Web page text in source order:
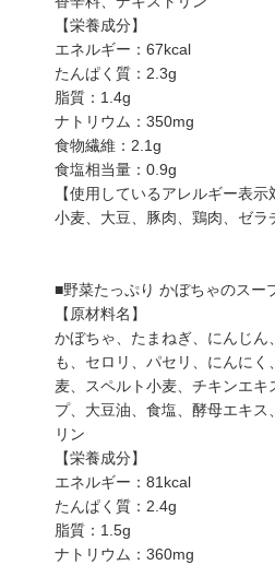
【栄養成分】
エネルギー：67kcal
たんぱく質：2.3g
脂質：1.4g
ナトリウム：350mg
食物繊維：2.1g
食塩相当量：0.9g
【使用しているアレルギー表示
小麦、大豆、豚肉、鶏肉、ゼラ
■野菜たっぷり かぼちゃのス
【原材料名】
かぼちゃ、たまねぎ、にんじん
も、セロリ、パセリ、にんにく
麦、スペルト小麦、チキンエキ
プ、大豆油、食塩、酵母エキス
リン
【栄養成分】
エネルギー：81kcal
たんぱく質：2.4g
脂質：1.5g
ナトリウム：360mg